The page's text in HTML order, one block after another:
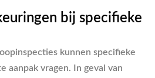
bij specifieke
kunnen specifieke
aanpak vragen. In geval van